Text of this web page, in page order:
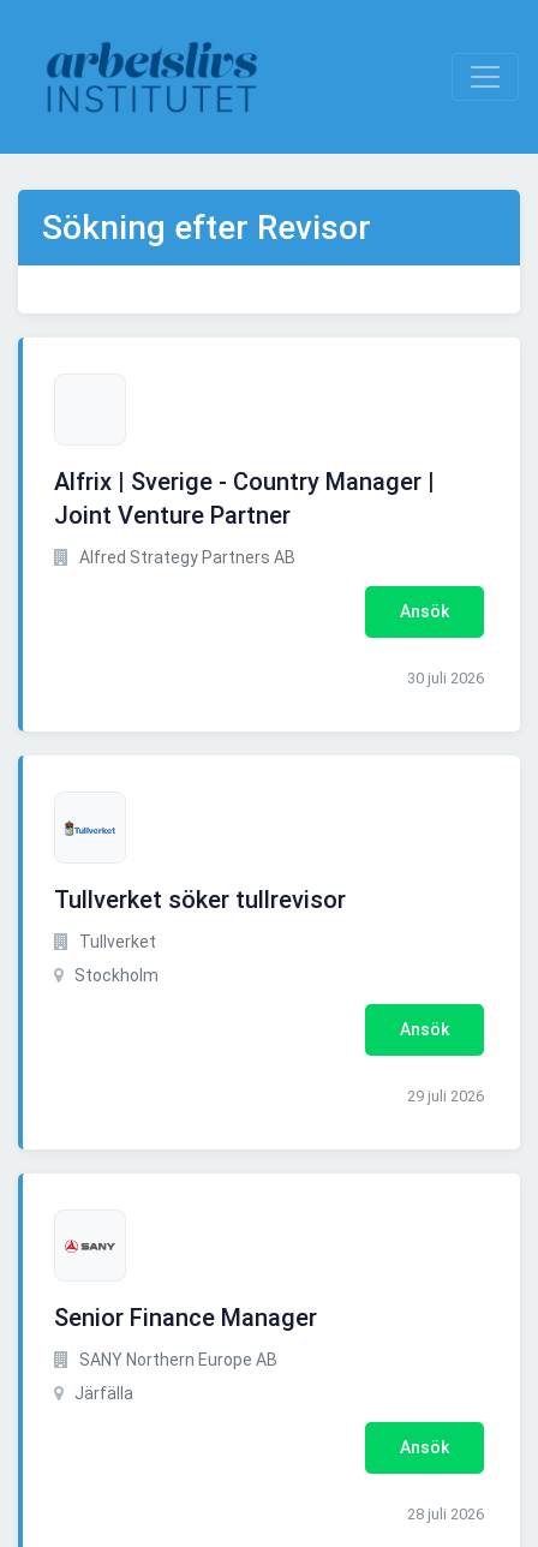
Sökning efter Revisor
Alfrix | Sverige - Country Manager |
Joint Venture Partner
Alfred Strategy Partners AB
Ansök
30 juli 2026
Tullverket söker tullrevisor
Tullverket
Stockholm
Ansök
29 juli 2026
Senior Finance Manager
SANY Northern Europe AB
Järfälla
Ansök
28 juli 2026